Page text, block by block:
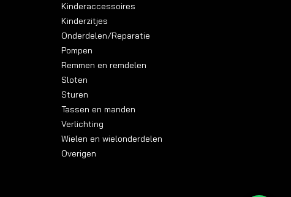
Kinderaccessoires
Kinderzitjes
Onderdelen/Reparatie
Pompen
Remmen en remdelen
Sloten
Sturen
Tassen en manden
Verlichting
Wielen en wielonderdelen
Overigen